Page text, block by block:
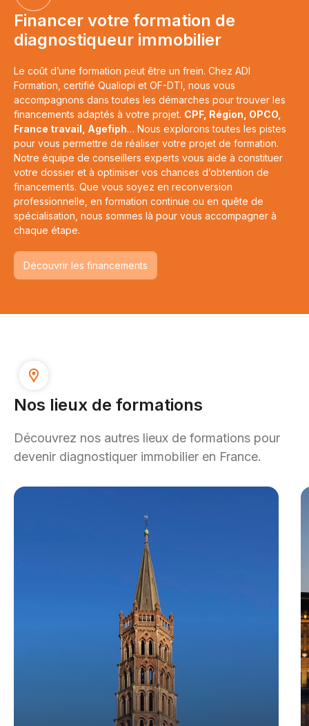
Financer votre formation de
diagnostiqueur immobilier
Le coût d’une formation peut être un frein. Chez ADI
Formation, certifié Qualiopi et OF-DTI, nous vous
accompagnons dans toutes les démarches pour trouver les
financements adaptés à votre projet. CPF, Région, OPCO,
France travail, Agefiph… Nous explorons toutes les pistes
pour vous permettre de réaliser votre projet de formation.
Notre équipe de conseillers experts vous aide à constituer
votre dossier et à optimiser vos chances d’obtention de
financements. Que vous soyez en reconversion
professionnelle, en formation continue ou en quête de
spécialisation, nous sommes là pour vous accompagner à
chaque étape.
Découvrir les financements
Nos lieux de formations
Découvrez nos autres lieux de formations pour
devenir diagnostiquer immobilier en France.